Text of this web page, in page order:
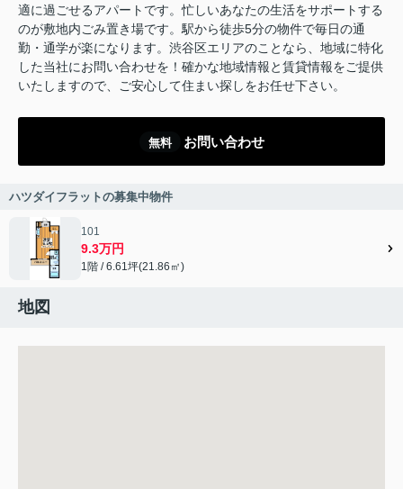
適に過ごせるアパートです。忙しいあなたの生活をサポートする
のが敷地内ごみ置き場です。駅から徒歩5分の物件で毎日の通
勤・通学が楽になります。渋谷区エリアのことなら、地域に特化
した当社にお問い合わせを！確かな地域情報と賃貸情報をご提供
いたしますので、ご安心して住まい探しをお任せ下さい。
無料 お問い合わせ
ハツダイフラットの募集中物件
101
9.3万円
1階 / 6.61坪(21.86㎡)
地図